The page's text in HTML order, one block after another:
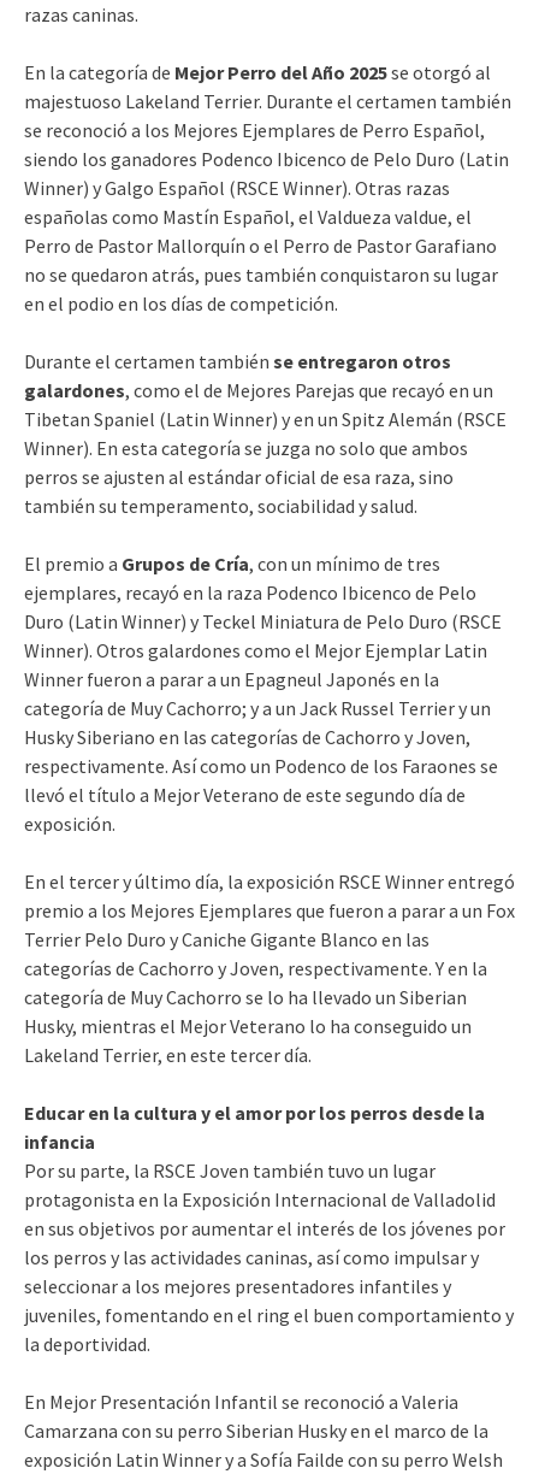
razas caninas.
En la categoría de Mejor Perro del Año 2025se otorgó al
majestuoso Lakeland Terrier. Durante el certamen también
se reconoció a los Mejores Ejemplares de Perro Español,
siendo los ganadores Podenco Ibicenco de Pelo Duro (Latin
Winner) y Galgo Español (RSCE Winner). Otras razas
españolas como Mastín Español, el Valdueza valdue, el
Perro de Pastor Mallorquín o el Perro de Pastor Garafiano
no se quedaron atrás, pues también conquistaron su lugar
en el podio en los días de competición.
Durante el certamen también se entregaron otros
galardones, como el de Mejores Parejas que recayó en un
Tibetan Spaniel (Latin Winner) y en un Spitz Alemán (RSCE
Winner). En esta categoría se juzga no solo que ambos
perros se ajusten al estándar oficial de esa raza, sino
también su temperamento, sociabilidad y salud.
El premio a Grupos de Cría, con un mínimo de tres
ejemplares, recayó en la raza Podenco Ibicenco de Pelo
Duro (Latin Winner) y Teckel Miniatura de Pelo Duro (RSCE
Winner). Otros galardones como el Mejor Ejemplar Latin
Winner fueron a parar a un Epagneul Japonés en la
categoría de Muy Cachorro; y a un Jack Russel Terrier y un
Husky Siberiano en las categorías de Cachorro y Joven,
respectivamente. Así como un Podenco de los Faraones se
llevó el título a Mejor Veterano de este segundo día de
exposición.
En el tercer y último día, la exposición RSCE Winner entregó
premio a los Mejores Ejemplares que fueron a parar a un Fox
Terrier Pelo Duro y Caniche Gigante Blanco en las
categorías de Cachorro y Joven, respectivamente. Y en la
categoría de Muy Cachorro se lo ha llevado un Siberian
Husky, mientras el Mejor Veterano lo ha conseguido un
Lakeland Terrier, en este tercer día.
Educar en la cultura y el amor por los perros desde la
infancia
Por su parte, la RSCE Joven también tuvo un lugar
protagonista en la Exposición Internacional de Valladolid
en sus objetivos por aumentar el interés de los jóvenes por
los perros y las actividades caninas, así como impulsar y
seleccionar a los mejores presentadores infantiles y
juveniles, fomentando en el ring el buen comportamiento y
la deportividad.
En Mejor Presentación Infantil se reconoció a Valeria
Camarzana con su perro Siberian Husky en el marco de la
exposición Latin Winner y a Sofía Failde con su perro Welsh